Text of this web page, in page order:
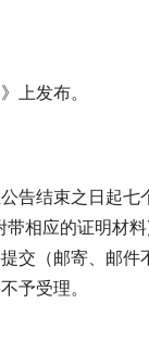
上发布。
告结束之日起
相应的证明材
交（邮寄、邮
予受理。